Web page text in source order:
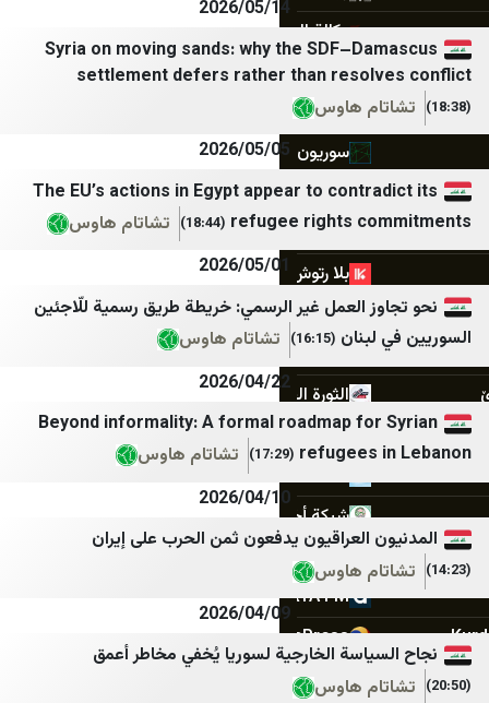
وكالة الصحافة السورية
مركز الحوار السوري
مركز الصحافة الاجتماعية
سوريون من أجل الحقيقة والعدالة
جسور للدراسات
جسور نيوز
بيئة سوريا
SIRAJ
الثورة الخبر
عكس السير
مسك للإعلام
شبكة أخبار سوريا الحرة
الإبلاغ عن انتهاكات سوريا الحرة
ARTA FM
SyriacPress
مسد
صيدا اون لاين
جديدنا
ميغافون
LibnaNews
ديمقراطية نيوز
أجواء برس
قلم سياسي
لبنان اليوم
2026/05/14
Syria on moving sands: why the
settlement defers rather than
هاوس
2026/05/05
The EU’s actions in Egypt appear to
refugee rights
(18:44)
تشاتام هاوس
2026/05/01
العمل غير الرسمي: خريطة طريق رسمية للّاجئين
(16:15)
تشاتام هاوس
2026/04/22
Beyond informality: A formal roadmap
refugees
(17:29)
تشاتام هاوس
2026/04/10
العراقيون يدفعون ثمن الحرب على إيران
هاوس
2026/04/09
الخارجية لسوريا يُخفي مخاطر أعمق
هاوس